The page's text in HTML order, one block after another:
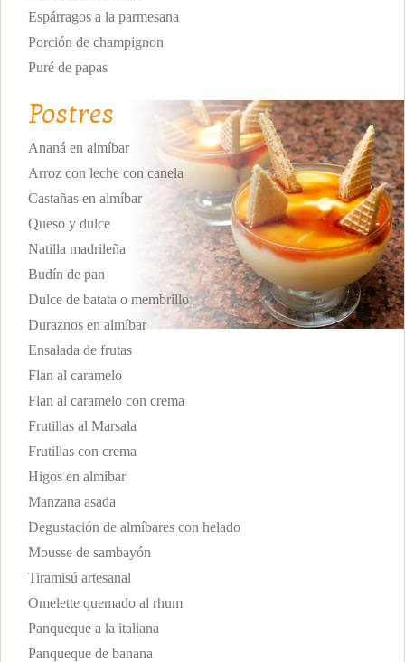
Espárragos a la parmesana
Porción de champignon
Puré de papas
Postres
Ananá en almíbar
Arroz con leche con canela
Castañas en almíbar
Queso y dulce
Natilla madrileña
Budín de pan
Dulce de batata o membrillo
Duraznos en almíbar
Ensalada de frutas
Flan al caramelo
Flan al caramelo con crema
Frutillas al Marsala
Frutillas con crema
Higos en almíbar
Manzana asada
Degustación de almíbares con helado
Mousse de sambayón
Tiramisú artesanal
Omelette quemado al rhum
Panqueque a la italiana
Panqueque de banana